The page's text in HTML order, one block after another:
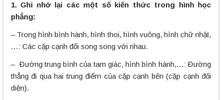
1. Ghi nhớ lại các một số kiến thức trong hình học
phẳng:
– Trong hình bình hành, hình thoi, hình vuông, hình chữ nhật,
…: Các cặp cạnh đối song song với nhau.
– Đường trung bình của tam giác, hình bình hành,…: Đường
thẳng đi qua hai trung điểm của cặp cạnh bên (cặp cạnh đối
diện).